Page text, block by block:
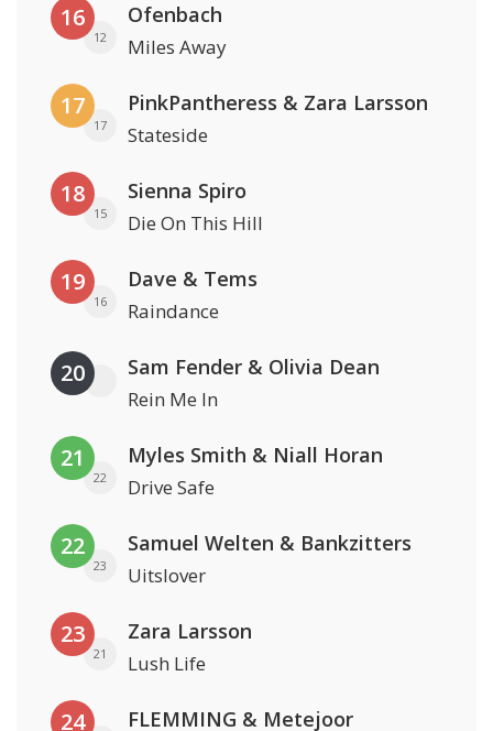
16
12
Ofenbach
Miles Away
17
17
PinkPantheress & Zara Larsson
Stateside
18
15
Sienna Spiro
Die On This Hill
19
16
Dave & Tems
Raindance
20 Sam Fender & Olivia Dean
Rein Me In
21
22
Myles Smith & Niall Horan
Drive Safe
22
23
Samuel Welten & Bankzitters
Uitslover
23
21
Zara Larsson
Lush Life
24 FLEMMING & Metejoor